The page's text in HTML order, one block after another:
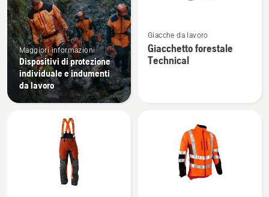
Maggiori informazioni
Dispositivi di protezione
individuale e indumenti
da lavoro
maggiori
dettagli
Giacche da lavoro
Giacchetto forestale
Technical